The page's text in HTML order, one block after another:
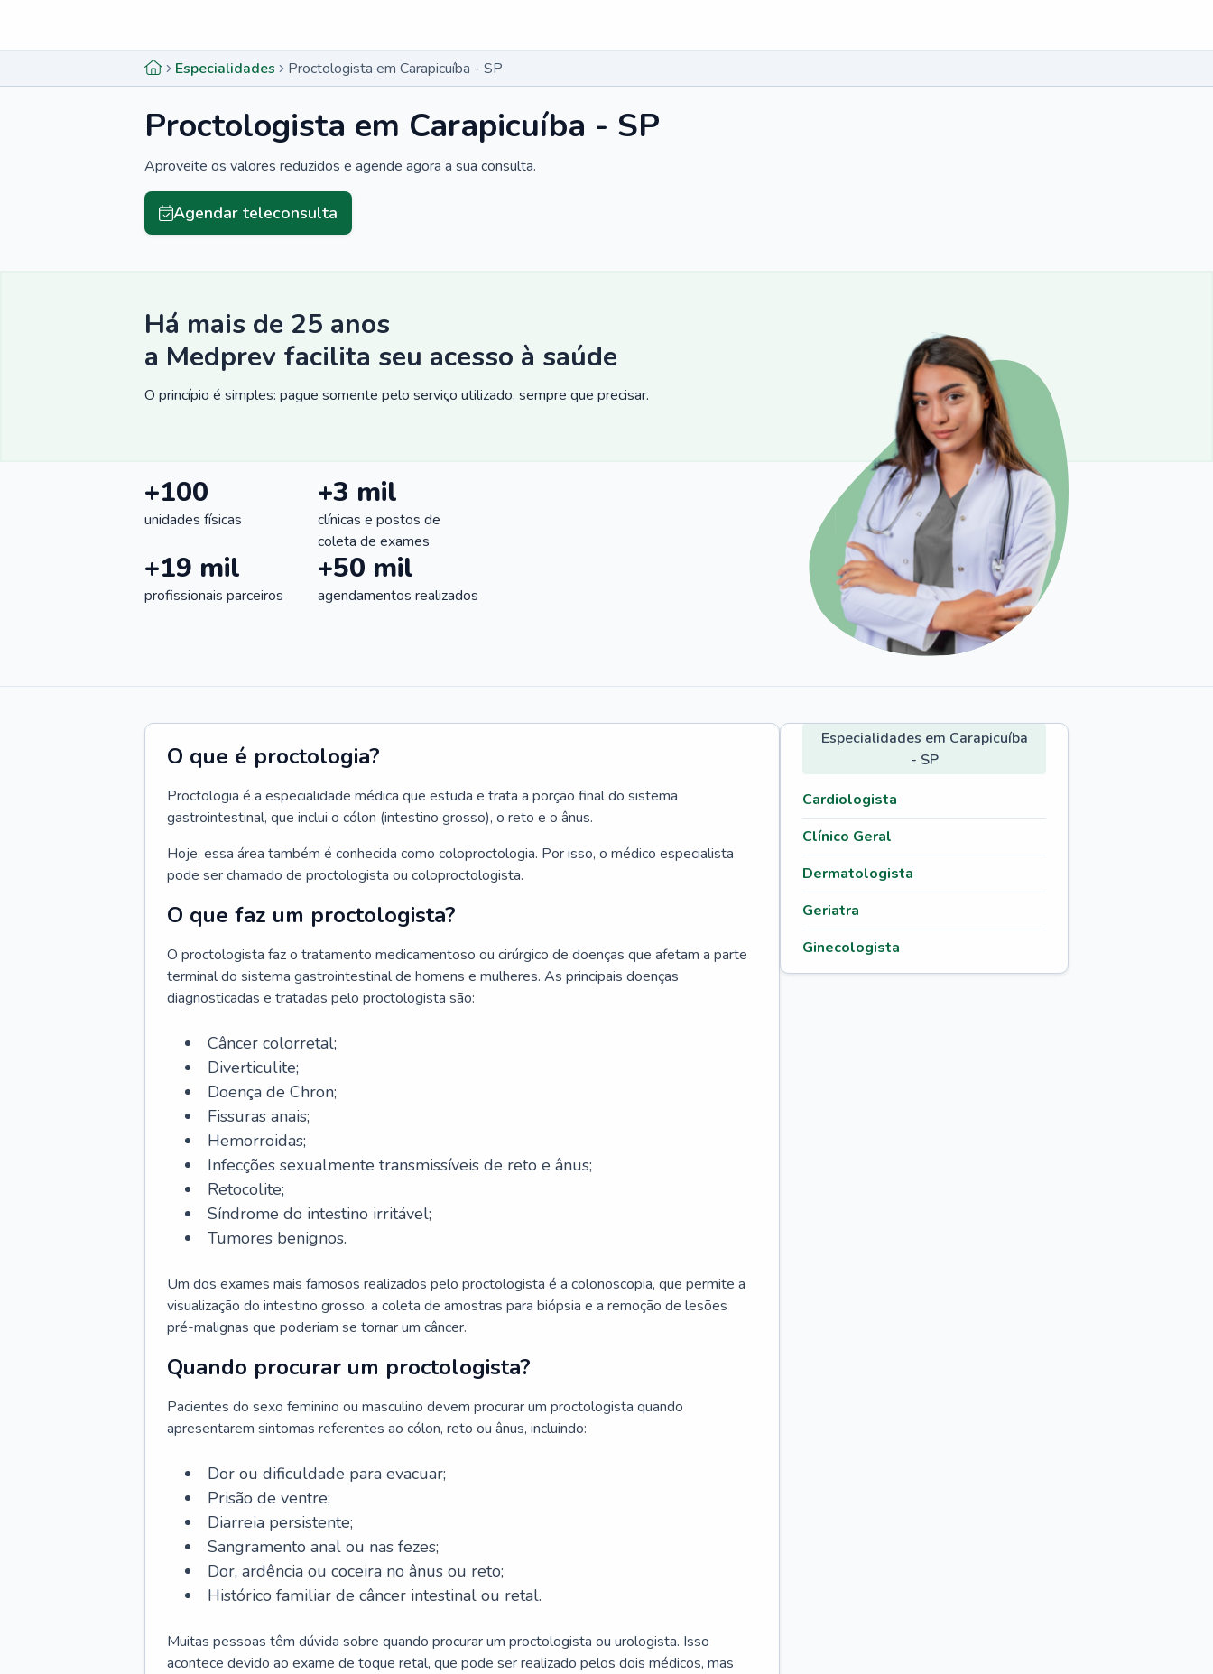
Especialidades Proctologista em Carapicuíba - SP
Proctologista em Carapicuíba - SP
Aproveite os valores reduzidos e agende agora a sua consulta.
Agendar teleconsulta
Há mais de 25 anos
a Medprev facilita seu acesso à saúde
O princípio é simples: pague somente pelo serviço utilizado, sempre que precisar.
+100
unidades físicas
+3 mil
clínicas e postos de
coleta de exames
+19 mil
profissionais parceiros
+50 mil
agendamentos realizados
O que é proctologia?
Proctologia é a especialidade médica que estuda e trata a porção final do sistema
gastrointestinal, que inclui o cólon (intestino grosso), o reto e o ânus.
Hoje, essa área também é conhecida como coloproctologia. Por isso, o médico especialista
pode ser chamado de proctologista ou coloproctologista.
O que faz um proctologista?
O proctologista faz o tratamento medicamentoso ou cirúrgico de doenças que afetam a parte
terminal do sistema gastrointestinal de homens e mulheres. As principais doenças
diagnosticadas e tratadas pelo proctologista são:
Câncer colorretal;
Diverticulite;
Doença de Chron;
Fissuras anais;
Hemorroidas;
Infecções sexualmente transmissíveis de reto e ânus;
Retocolite;
Síndrome do intestino irritável;
Tumores benignos.
Um dos exames mais famosos realizados pelo proctologista é a colonoscopia, que permite a
visualização do intestino grosso, a coleta de amostras para biópsia e a remoção de lesões
pré-malignas que poderiam se tornar um câncer.
Quando procurar um proctologista?
Pacientes do sexo feminino ou masculino devem procurar um proctologista quando
apresentarem sintomas referentes ao cólon, reto ou ânus, incluindo:
Dor ou dificuldade para evacuar;
Prisão de ventre;
Diarreia persistente;
Sangramento anal ou nas fezes;
Dor, ardência ou coceira no ânus ou reto;
Histórico familiar de câncer intestinal ou retal.
Muitas pessoas têm dúvida sobre quando procurar um proctologista ou urologista. Isso
acontece devido ao exame de toque retal, que pode ser realizado pelos dois médicos, mas
Especialidades em Carapicuíba
- SP
Cardiologista
Clínico Geral
Dermatologista
Geriatra
Ginecologista